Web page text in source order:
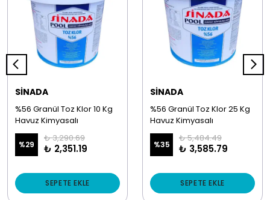
SİNADA
%56 Granül Toz Klor 10 Kg
Havuz Kimyasalı
%29
₺ 3,290.69
₺ 2,351.19
SEPETE EKLE
SİNADA
%56 Granül Toz Klor 25 Kg
Havuz Kimyasalı
%35
₺ 5,484.49
₺ 3,585.79
SEPETE EKLE